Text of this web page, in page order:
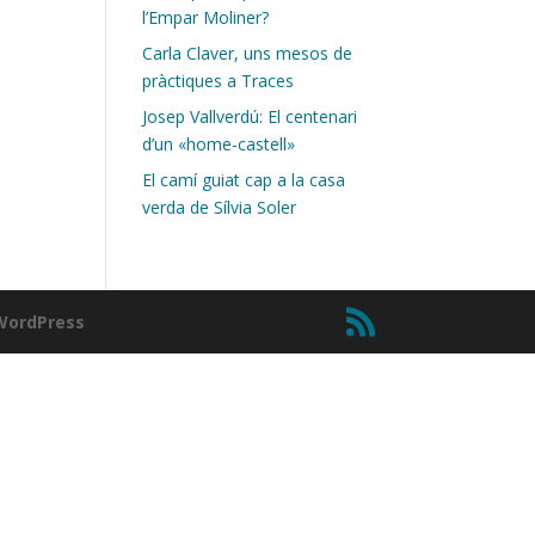
l’Empar Moliner?
Carla Claver, uns mesos de
pràctiques a Traces
Josep Vallverdú: El centenari
d’un «home-castell»
El camí guiat cap a la casa
verda de Sílvia Soler